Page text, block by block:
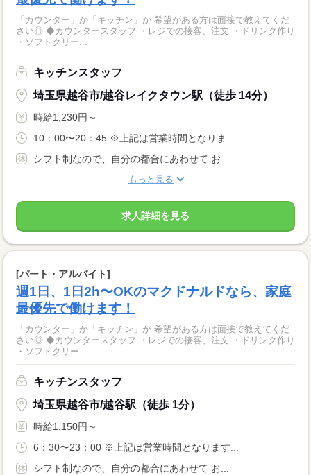
「カウンター」か「キッチン」か 希望がある方は面接で教えてくだ
さい◎ ◆カウンタースタッフ ・レジでの接客、注文 ・ドリンク作り
・ソフトクリー...
キッチンスタッフ
埼玉県越谷市/越谷レイクタウン駅（徒歩 14分）
時給1,230円～
10：00〜20：45 ※上記は営業時間となりま...
シフト制なので、自分の都合にあわせて お...
もっと見る
求人詳細を見る
[パート・アルバイト]
週1日、1日2h〜OKのマクドナルドなら、家庭
最優先で働けます！
「カウンター」か「キッチン」か 希望がある方は面接で教えてくだ
さい◎ ◆カウンタースタッフ ・レジでの接客、注文 ・ドリンク作り
・ソフトクリー...
キッチンスタッフ
埼玉県越谷市/越谷駅（徒歩 1分）
時給1,150円～
6：30〜23：00 ※上記は営業時間となります...
シフト制なので、自分の都合にあわせて お...